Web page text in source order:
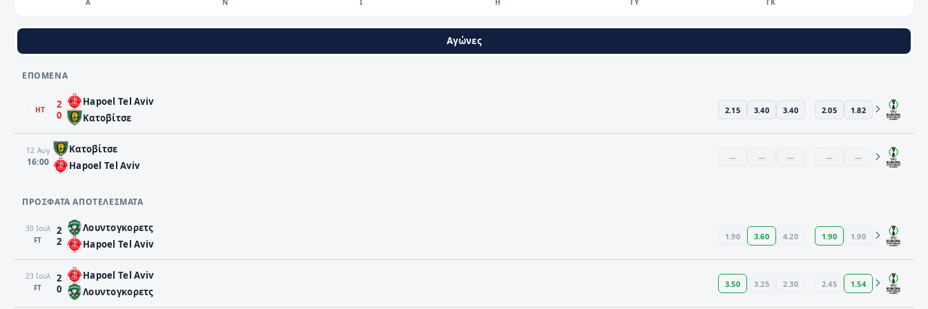
Α Ν Ι Η ΓΥ ΓΚ
Αγώνες
ΕΠΌΜΕΝΑ
HT
2
0
Hapoel Tel Aviv
Κατοβίτσε
2.15 3.40 3.40 2.05 1.82
12 Αυγ
16:00
Κατοβίτσε
Hapoel Tel Aviv
— — — — —
ΠΡΌΣΦΑΤΑ ΑΠΟΤΕΛΈΣΜΑΤΑ
30 Ιουλ
FΤ
2
2
Λουντογκορετς
Hapoel Tel Aviv
1.90 3.60 4.20 1.90 1.90
23 Ιουλ
FΤ
2
0
Hapoel Tel Aviv
Λουντογκορετς
3.50 3.25 2.30 2.45 1.54